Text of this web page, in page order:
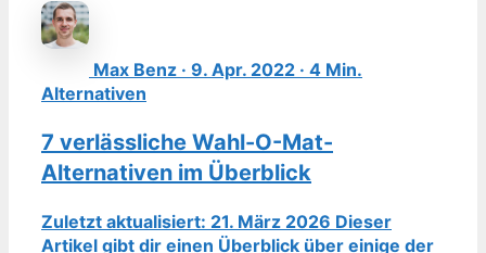
Max Benz · 9. Apr. 2022 · 4 Min.
Alternativen
7 verlässliche Wahl-O-Mat-
Alternativen im Überblick
Zuletzt aktualisiert: 21. März 2026 Dieser
Artikel gibt dir einen Überblick über einige der